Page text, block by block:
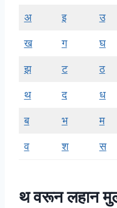
अ इ उ
ख ग घ
झ ट ठ
थ द ध
ब भ म
व श स
थ वरून लहान